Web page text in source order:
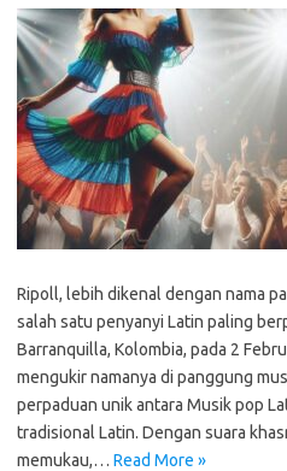
Ripoll, lebih dikenal dengan nama
salah satu penyanyi Latin paling
Barranquilla, Kolombia, pada 2
mengukir namanya di panggung
perpaduan unik antara Musik pop
tradisional Latin. Dengan suara
memukau,… Read More »